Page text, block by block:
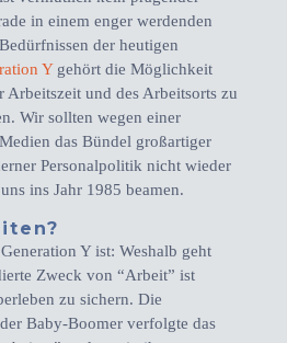
in einem enger werdenden
der heutigen
Ygehört die Möglichkeit
und des Arbeitsorts zu
Wir sollten wegen einer
das Bündel großartiger
Personalpolitik nicht wieder
ins Jahr 1985 beamen.
Y ist: Weshalb geht
Zweck von “Arbeit” ist
zu sichern. Die
Baby-Boomer verfolgte das